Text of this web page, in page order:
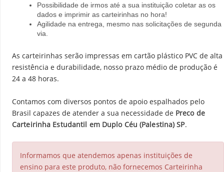
Possibilidade de irmos até a sua instituição coletar as os
dados e imprimir as carteirinhas no hora!
Agilidade na entrega, mesmo nas solicitações de segunda
via.
As carteirinhas serão impressas em cartão plástico PVC de alta
resistência e durabilidade, nosso prazo médio de produção é
24 a 48 horas.
Contamos com diversos pontos de apoio espalhados pelo
Brasil capazes de atender a sua necessidade de Preco de
Carteirinha Estudantil em Duplo Céu (Palestina) SP.
Informamos que atendemos apenas instituições de
ensino para este produto, não fornecemos Carteirinha